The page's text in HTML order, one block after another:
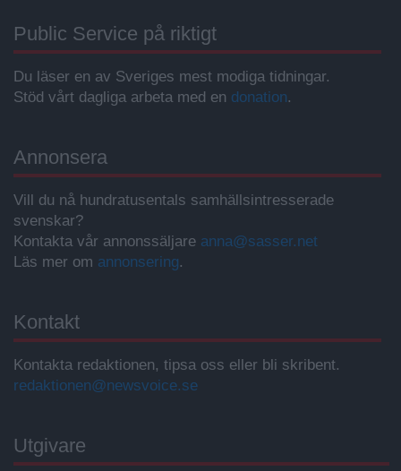
Public Service på riktigt
Du läser en av Sveriges mest modiga tidningar.
Stöd vårt dagliga arbeta med en donation.
Annonsera
Vill du nå hundratusentals samhällsintresserade
svenskar?
Kontakta vår annonssäljare anna@sasser.net
Läs mer om annonsering.
Kontakt
Kontakta redaktionen, tipsa oss eller bli skribent.
redaktionen@newsvoice.se
Utgivare